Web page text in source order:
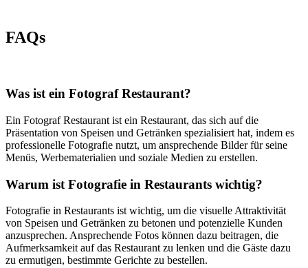
FAQs
Was ist ein Fotograf Restaurant?
Ein Fotograf Restaurant ist ein Restaurant, das sich auf die
Präsentation von Speisen und Getränken spezialisiert hat, indem es
professionelle Fotografie nutzt, um ansprechende Bilder für seine
Menüs, Werbematerialien und soziale Medien zu erstellen.
Warum ist Fotografie in Restaurants wichtig?
Fotografie in Restaurants ist wichtig, um die visuelle Attraktivität
von Speisen und Getränken zu betonen und potenzielle Kunden
anzusprechen. Ansprechende Fotos können dazu beitragen, die
Aufmerksamkeit auf das Restaurant zu lenken und die Gäste dazu
zu ermutigen, bestimmte Gerichte zu bestellen.